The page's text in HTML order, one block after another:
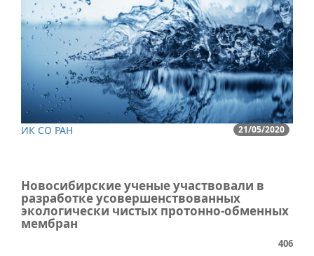
21/05/2020
ИК СО РАН
Новосибирские ученые участвовали в
разработке усовершенствованных
экологически чистых протонно-обменных
мембран
406